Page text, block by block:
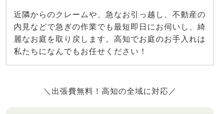
近隣からのクレームや、急なお引っ越し、不動産の
内見などで急ぎの作業でも最短即日にお伺いし、綺
麗なお庭を取り戻します。高知でお庭のお手入れは
私たちになんでもお任せください！
＼出張費無料！高知の全域に対応／